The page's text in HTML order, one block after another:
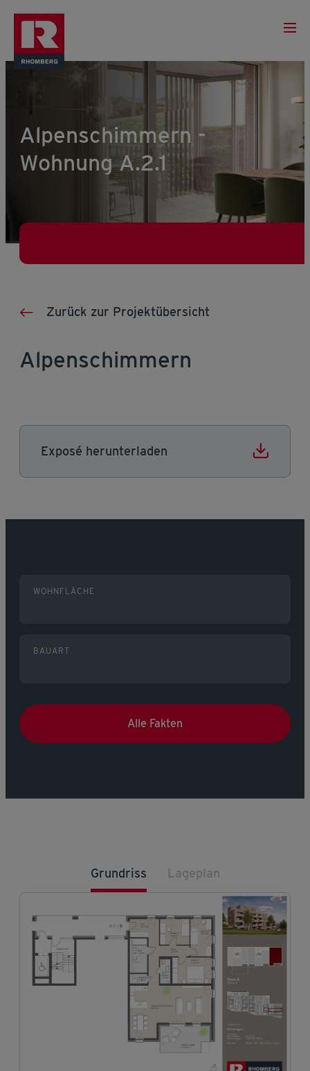
Alpenschimmern -
Wohnung A.2.1
Zurück zur Projektübersicht
Alpenschimmern
Exposé herunterladen
WOHNFLÄCHE
BAUART
Alle Fakten
Grundriss Lageplan